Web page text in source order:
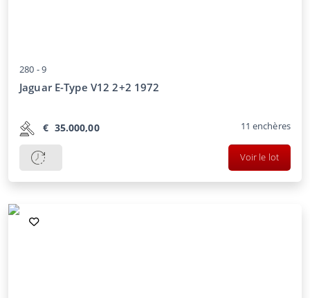
280 -9
Jaguar E-Type V12 2+2 1972
€ 35.000,00 11 enchères
Voir le lot